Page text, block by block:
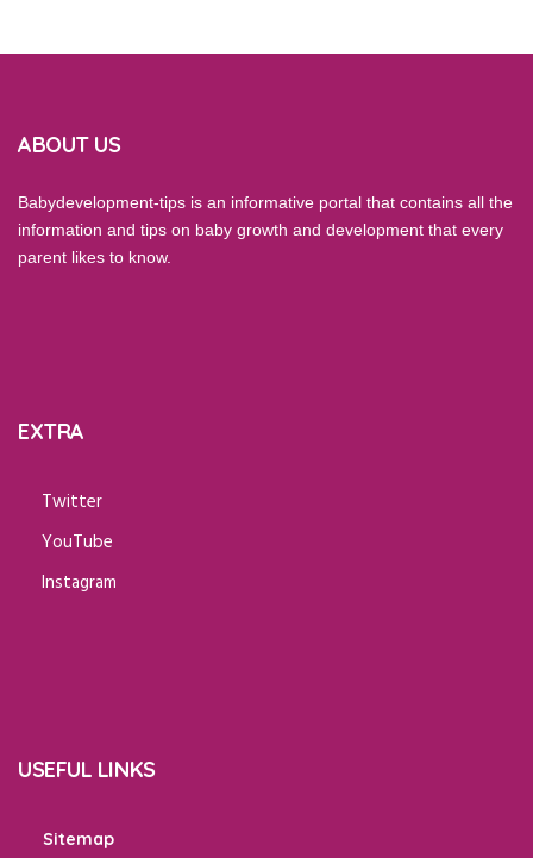
ABOUT US
Babydevelopment-tips is an informative portal that contains all the
information and tips on baby growth and development that every
parent likes to know.
EXTRA
Twitter
YouTube
Instagram
USEFUL LINKS
Sitemap